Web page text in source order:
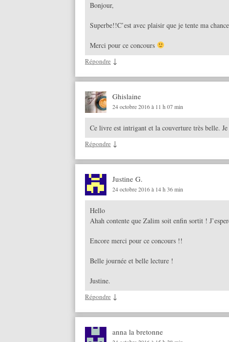
Bonjour,
Superbe!!C’est avec plaisir que je tente ma
Merci pour ce concours
Répondre ↓
Ghislaine
24 octobre 2016 à 11 h 07 min
Ce livre est intrigant et la couverture très belle. Je
Répondre ↓
Justine G.
24 octobre 2016 à 14 h 36 min
Hello
Ahah contente que Zalim soit enfin sortit !
Encore merci pour ce concours !!
Belle journée et belle lecture !
Justine.
Répondre ↓
anna la bretonne